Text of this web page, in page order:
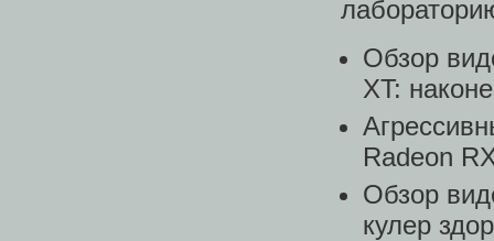
Обзор
XT:
Radeon
Обзор
кулер